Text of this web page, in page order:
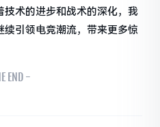
技术的进步和战术的深化，我
引领电竞潮流，带来更多惊
END -